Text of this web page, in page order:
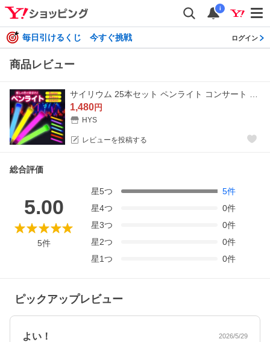
i
毎日引けるくじ 今すぐ挑戦 ログイン
商品レビュー
1,480円
HYS
レビューを投稿する
総合評価
5.00
5件
星5つ 5件
星4つ 0件
星3つ 0件
星2つ 0件
星1つ 0件
ピックアップレビュー
よい！ 2026/5/29